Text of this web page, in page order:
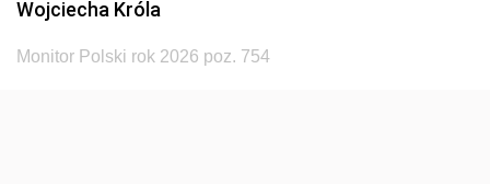
Wojciecha Króla
Monitor Polski rok 2026 poz. 754